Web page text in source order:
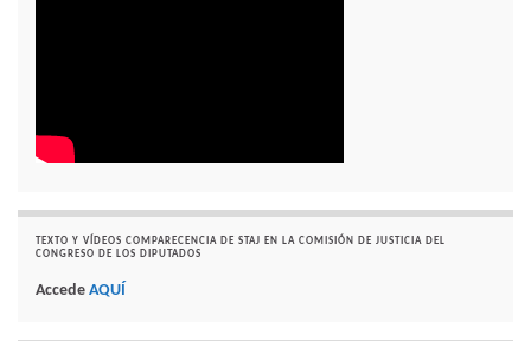
TEXTO Y VÍDEOS COMPARECENCIA DE STAJ EN LA COMISIÓN DE JUSTICIA DEL
CONGRESO DE LOS DIPUTADOS
Accede AQUÍ